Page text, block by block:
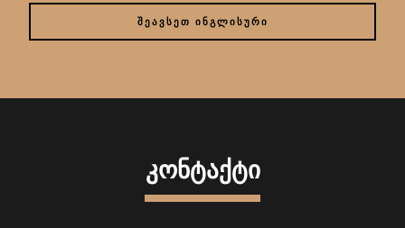
ᲨᲔᲐᲕᲡᲔᲗ ᲘᲜᲒᲚᲘᲡᲣᲠᲘ
ᲙᲝᲜᲢᲐᲥᲢᲘ